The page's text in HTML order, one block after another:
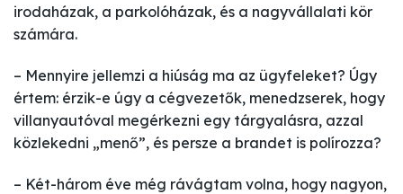
irodaházak, a parkolóházak, és a nagyvállalati kör
számára.
– Mennyire jellemzi a hiúság ma az ügyfeleket? Úgy
értem: érzik-e úgy a cégvezetők, menedzserek, hogy
villanyautóval megérkezni egy tárgyalásra, azzal
közlekedni „menő”, és persze a brandet is polírozza?
– Két-három éve még rávágtam volna, hogy nagyon,